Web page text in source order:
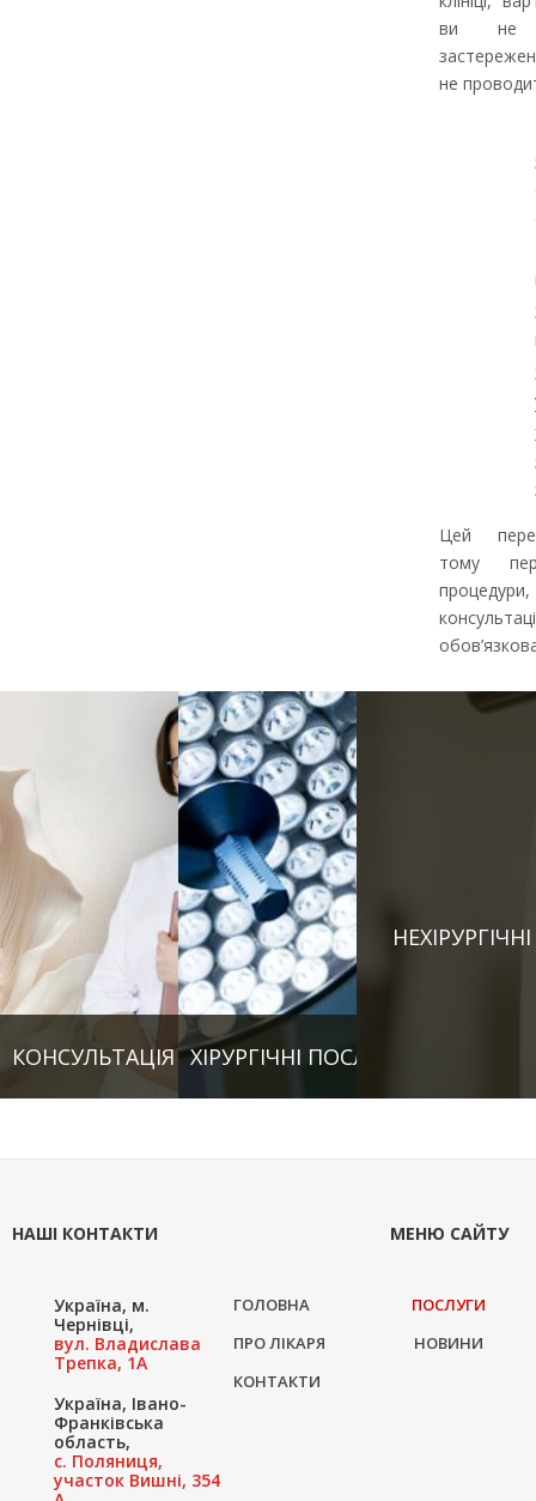
КОНСУЛЬТАЦІЯ ЛІКАРЯХІРУРГІЧНІ ПОСЛУГИ
ви не
не
Цей
тому
НАШІ КОНТАКТИ
Україна, м.
Чернівці,
вул. Владислава
Трепка, 1А
Україна, Івано-
Франківська
область,
с. Поляниця,
участок Вишні, 354
МЕНЮ САЙТУ
ГОЛОВНА
ПОСЛУГИ
ПРО ЛІКАРЯ
НОВИНИ
КОНТАКТИ